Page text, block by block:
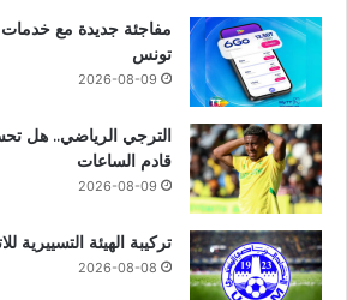
مفاجئة جديدة مع خدمات
تونس
2026-08-09
الترجي الرياضي.. هل
قادم الساعات
2026-08-09
تركيبة الهيئة التسييرية
2026-08-08